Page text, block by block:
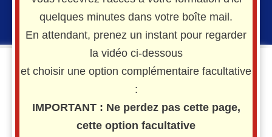
quelques minutes dans votre boîte mail.
​En attendant, prenez un instant pour regarder
la vidéo ci-dessous
et choisir une option complémentaire facultative
:
​IMPORTANT : Ne perdez pas cette page,
cette option facultative